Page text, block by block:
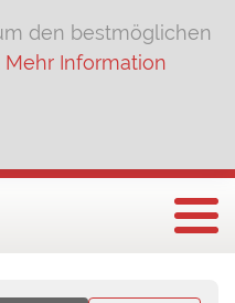
den bestmöglichen
Mehr Information